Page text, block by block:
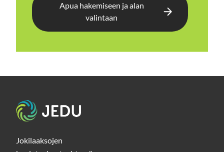
Apua hakemiseen ja alan
valintaan
Etusivu
Jokilaaksojen